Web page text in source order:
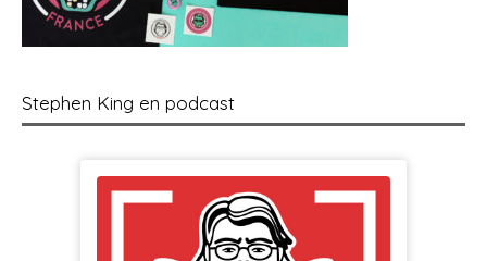
Stephen King en podcast